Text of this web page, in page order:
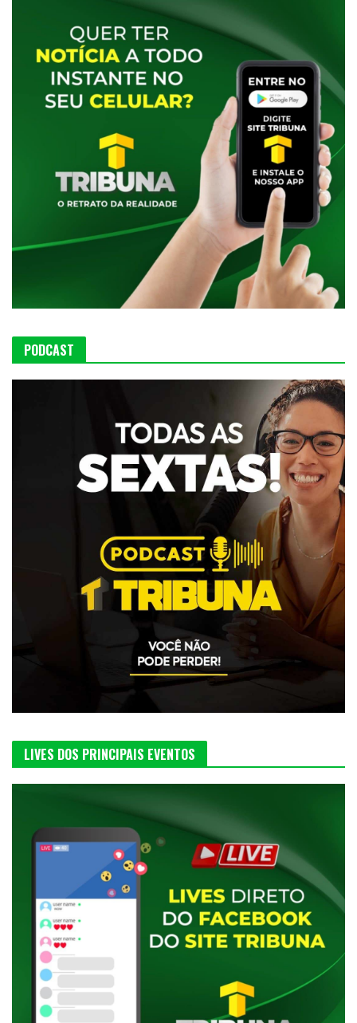
PODCAST
LIVES DOS PRINCIPAIS EVENTOS